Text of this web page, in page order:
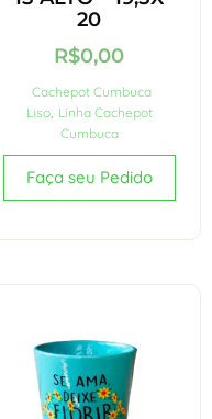
20
R$0,00
Cachepot Cumbuca
Liso, Linha Cachepot
Cumbuca
Faça seu Pedido